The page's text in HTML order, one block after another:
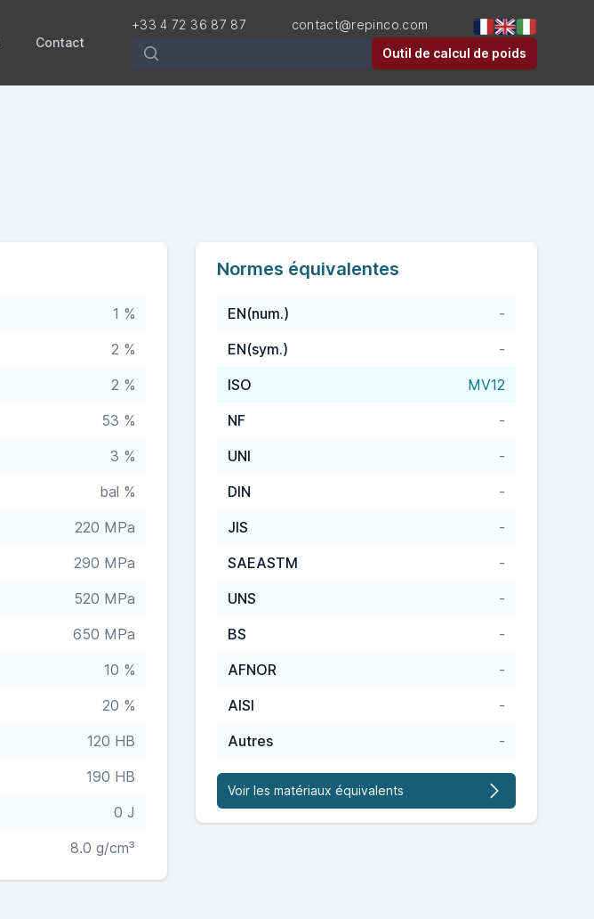
Contact
+33 4 72 36 87 87 contact@repinco.com
Rechercher Outil de calcul de poids
1 %
2 %
2 %
53 %
3 %
bal %
220 MPa
290 MPa
520 MPa
650 MPa
10 %
20 %
120 HB
190 HB
0 J
8.0 g/cm³
Normes équivalentes
EN(num.)
-
EN(sym.)
-
ISO
MV12
NF
-
UNI
-
DIN
-
JIS
-
SAEASTM
-
UNS
-
BS
-
AFNOR
-
AISI
-
Autres
-
Voir les matériaux équivalents